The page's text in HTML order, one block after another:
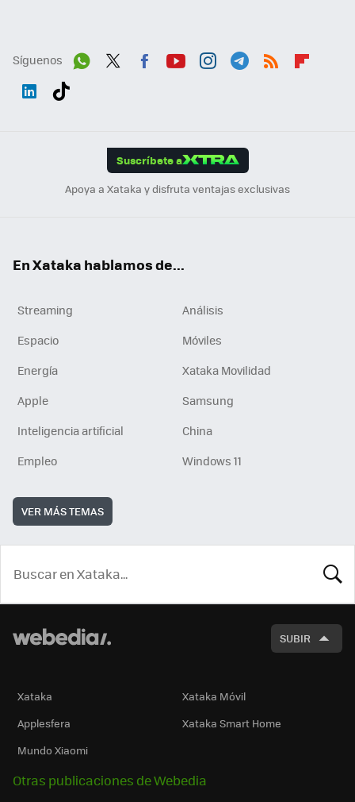
Síguenos
Suscríbete a
Apoya a Xataka y disfruta ventajas exclusivas
En Xataka hablamos de...
Streaming
Análisis
Espacio
Móviles
Energía
Xataka Movilidad
Apple
Samsung
Inteligencia artificial
China
Empleo
Windows 11
VER MÁS TEMAS
SUBIR
Xataka
Xataka Móvil
Applesfera
Xataka Smart Home
Mundo Xiaomi
Otras publicaciones de Webedia